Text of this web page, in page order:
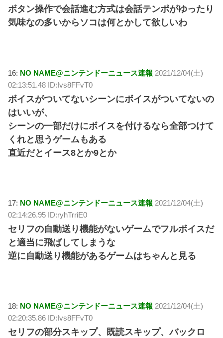
ボタン操作で会話進む方式は会話テンポがゆったり
気味なの多いからソコは何とかして欲しいわ
16: NO NAME@ニンテンドーニュース速報 2021/12/04(土)
02:13:51.48 ID:Ivs8FFvT0
ボイスがついてないシーンにボイスがついてないの
はいいが、
シーンの一部だけにボイスを付けるなら全部つけて
くれと思うゲームもある
直近だとイース8とか9とか
17: NO NAME@ニンテンドーニュース速報 2021/12/04(土)
02:14:26.95 ID:ryhTrriE0
セリフの自動送り機能がないゲームでフルボイスだ
と適当に飛ばしてしまうな
逆に自動送り機能があるゲームはちゃんと見る
18: NO NAME@ニンテンドーニュース速報 2021/12/04(土)
02:20:35.86 ID:Ivs8FFvT0
セリフの部分スキップ、既読スキップ、バックロ